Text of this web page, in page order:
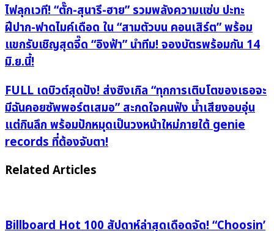
ไฟ
ลุก
เวที!
“ตั๊ก-
สุ
นารี-
ฮาย”
รวม
พลัง
ความ
ปะทะ
ไฟลุกเวที! “ตั๊ก-สุนารี-ฮาย” รวมพลังความแซ่บ ปะทะ
ฝีปาก-ฟาดไมค์เดือด ใน “สามตัวบน คอนเสิร์ต” พร้อม
แขกรับเชิญสุดจี๊ด “อิงฟ้า” นำทีม! จองบัตรพร้อมกัน 14
มิ.ย.นี้!
FULL
เด
วต์
สุด
ปัง!
ส่ง
การ
FULL เดบิวต์สุดปัง! ส่งซิงเกิล “ทุกการเติบโตของเธอจะ
มีฉันคอยซัพพอร์ตเสมอ” สะกดใจคนฟัง น้ำเสียงอบอุ่น
แต่กินลึก พร้อมปักหมุดเป็นวงหน้าใหม่ภายใต้ genie
records ที่ต้องจับตา!
Related Articles
Billboard Hot 100 สัปดาห์ล่าสุดเดือดจัด! “Choosin’